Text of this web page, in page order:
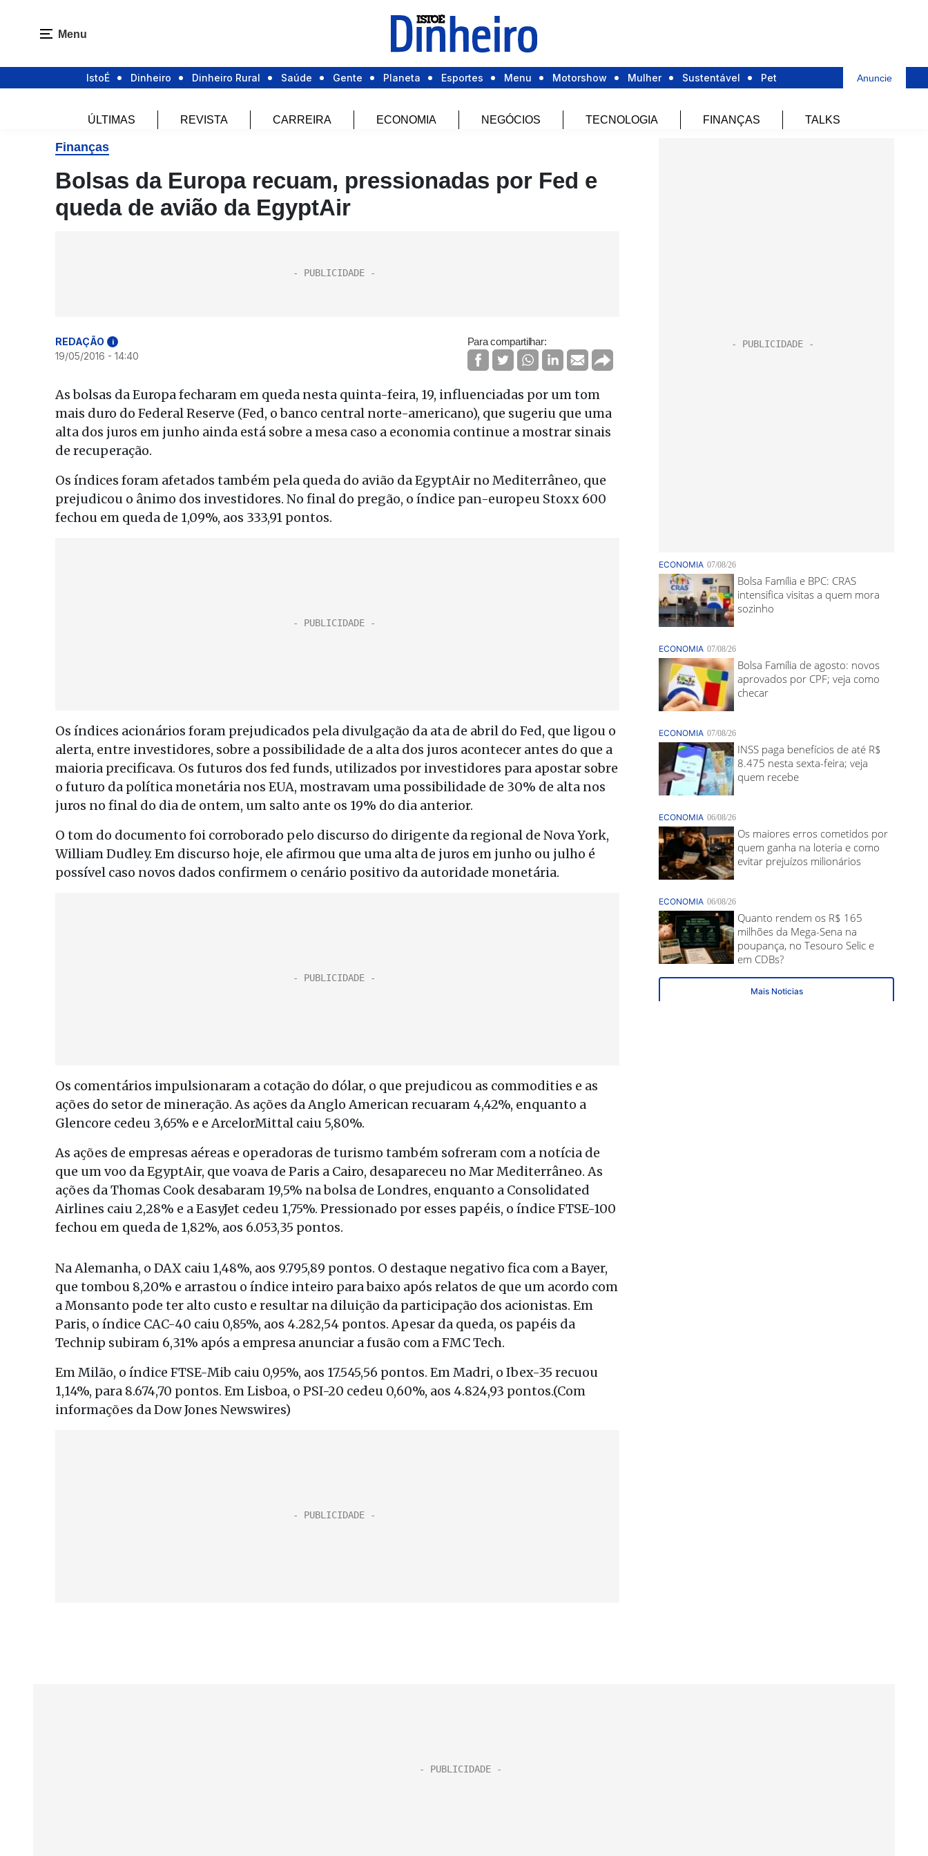
Menu
IstoÉ Dinheiro Dinheiro Rural Saúde Gente Planeta Esportes Menu Motorshow Mulher Sustentável Pet Anuncie
ÚLTIMAS REVISTA CARREIRA ECONOMIA NEGÓCIOS TECNOLOGIA FINANÇAS TALKS
Finanças
Bolsas da Europa recuam, pressionadas por Fed e
queda de avião da EgyptAir
REDAÇÃO i
19/05/2016 - 14:40
Para compartilhar:
As bolsas da Europa fecharam em queda nesta quinta-feira, 19, influenciadas por um tom
mais duro do Federal Reserve (Fed, o banco central norte-americano), que sugeriu que uma
alta dos juros em junho ainda está sobre a mesa caso a economia continue a mostrar sinais
de recuperação.
Os índices foram afetados também pela queda do avião da EgyptAir no Mediterrâneo, que
prejudicou o ânimo dos investidores. No final do pregão, o índice pan-europeu Stoxx 600
fechou em queda de 1,09%, aos 333,91 pontos.
Os índices acionários foram prejudicados pela divulgação da ata de abril do Fed, que ligou o
alerta, entre investidores, sobre a possibilidade de a alta dos juros acontecer antes do que a
maioria precificava. Os futuros dos fed funds, utilizados por investidores para apostar sobre
o futuro da política monetária nos EUA, mostravam uma possibilidade de 30% de alta nos
juros no final do dia de ontem, um salto ante os 19% do dia anterior.
O tom do documento foi corroborado pelo discurso do dirigente da regional de Nova York,
William Dudley. Em discurso hoje, ele afirmou que uma alta de juros em junho ou julho é
possível caso novos dados confirmem o cenário positivo da autoridade monetária.
Os comentários impulsionaram a cotação do dólar, o que prejudicou as commodities e as
ações do setor de mineração. As ações da Anglo American recuaram 4,42%, enquanto a
Glencore cedeu 3,65% e e ArcelorMittal caiu 5,80%.
As ações de empresas aéreas e operadoras de turismo também sofreram com a notícia de
que um voo da EgyptAir, que voava de Paris a Cairo, desapareceu no Mar Mediterrâneo. As
ações da Thomas Cook desabaram 19,5% na bolsa de Londres, enquanto a Consolidated
Airlines caiu 2,28% e a EasyJet cedeu 1,75%. Pressionado por esses papéis, o índice FTSE-100
fechou em queda de 1,82%, aos 6.053,35 pontos.
Na Alemanha, o DAX caiu 1,48%, aos 9.795,89 pontos. O destaque negativo fica com a Bayer,
que tombou 8,20% e arrastou o índice inteiro para baixo após relatos de que um acordo com
a Monsanto pode ter alto custo e resultar na diluição da participação dos acionistas. Em
Paris, o índice CAC-40 caiu 0,85%, aos 4.282,54 pontos. Apesar da queda, os papéis da
Technip subiram 6,31% após a empresa anunciar a fusão com a FMC Tech.
Em Milão, o índice FTSE-Mib caiu 0,95%, aos 17.545,56 pontos. Em Madri, o Ibex-35 recuou
1,14%, para 8.674,70 pontos. Em Lisboa, o PSI-20 cedeu 0,60%, aos 4.824,93 pontos.(Com
informações da Dow Jones Newswires)